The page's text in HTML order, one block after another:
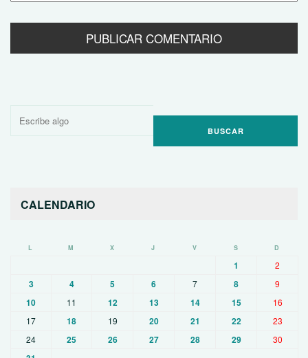
Buscar
CALENDARIO
L M X J V S D
1 2
3 4 5 6 7 8 9
10 11 12 13 14 15
16
17
18 19 20 21 22
23
24
25 26 27 28 29 30